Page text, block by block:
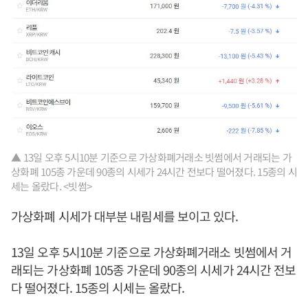
▲ 13일 오후 5시10분 기준으로 가상화폐거래소 빗썸에서 거래되는 가
상화폐 105종 가운데 90종의 시세가 24시간 전보다 떨어졌다. 15종의 시
세는 올랐다. <빗썸>
가상화폐 시세가 대부분 내림세를 보이고 있다.
13일 오후 5시10분 기준으로 가상화폐거래소 빗썸에서 거
래되는 가상화폐 105종 가운데 90종의 시세가 24시간 전보
다 떨어졌다. 15종의 시세는 올랐다.